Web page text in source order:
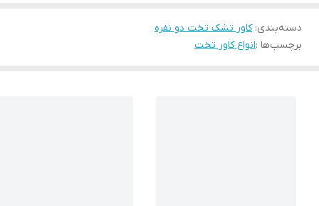
دسته‌بندی:کاور تشک تخت دو نفره
برچسب‌ها :انواع کاور تخت